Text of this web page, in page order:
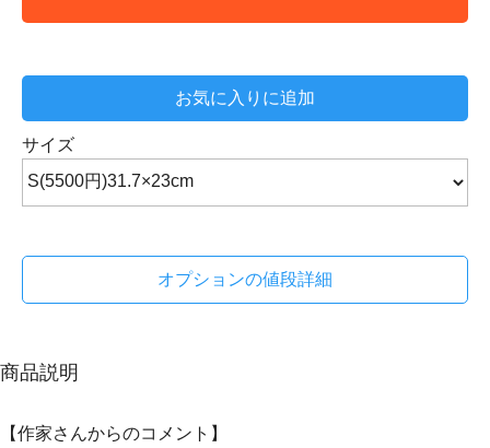
お気に入りに追加
サイズ
オプションの値段詳細
商品説明
【作家さんからのコメント】